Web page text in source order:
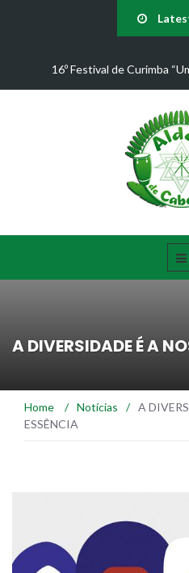
16º Festival de Curimba “Um
A DIVERSIDADE É A
Home / Notícias / A
ESSÊNCIA